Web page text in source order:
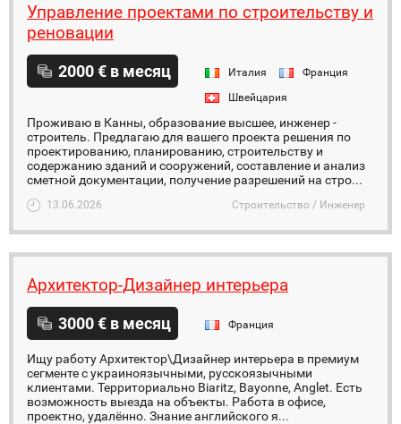
Управление проектами по строительству и
реновации
2000 € в месяц Италия
Франция
Швейцария
Проживаю в Канны, образование высшее, инженер -
строитель. Предлагаю для вашего проекта решения по
проектированию, планированию, строительству и
содержанию зданий и сооружений, составление и анализ
сметной документации, получение разрешений на стро...
13.06.2026 Строительство / Инженер
Архитектор-Дизайнер интерьера
3000 € в месяц Франция
Ищу работу Архитектор\Дизайнер интерьера в премиум
сегменте с украиноязычными, русскоязычными
клиентами. Территориально Biaritz, Bayonne, Anglet. Есть
возможность выезда на объекты. Работа в офисе,
проектно, удалённо. Знание английского я...